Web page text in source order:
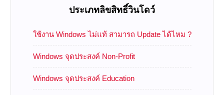
ประเภทลิขสิทธิ์วินโดว์
ใช้งาน Windows ไม่แท้ สามารถ Update ได้ไหม ?
Windows จุดประสงค์ Non-Profit
Windows จุดประสงค์ Education